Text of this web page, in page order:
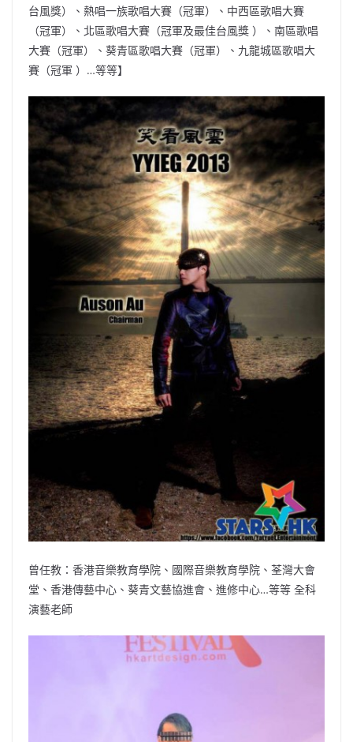
台風獎）、熱唱一族歌唱大賽（冠軍）、中西區歌唱大賽
（冠軍）、北區歌唱大賽（冠軍及最佳台風獎 ）、南區歌唱
大賽（冠軍）、葵青區歌唱大賽（冠軍）、九龍城區歌唱大
賽（冠軍 ）…等等】
曾任教：香港音樂教育學院、國際音樂教育學院、荃灣大會
堂、香港傳藝中心、葵青文藝協進會、進修中心…等等 全科
演藝老師